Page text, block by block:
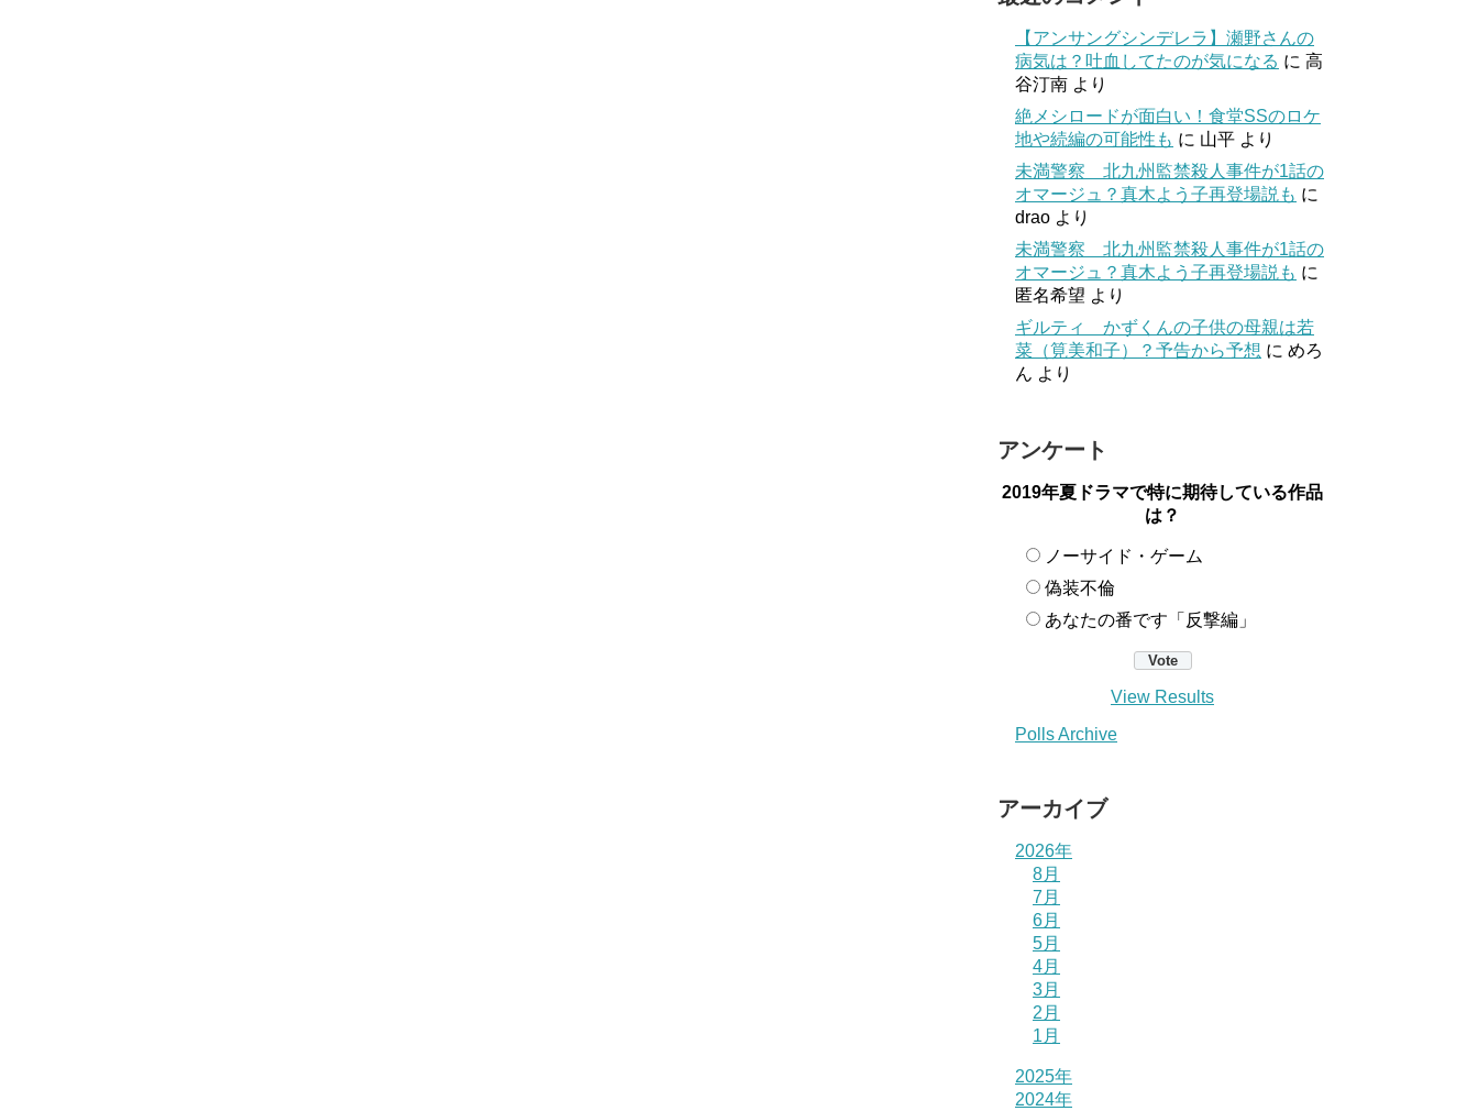
【アンサングシンデレラ】瀬野さんの
病気は？吐血してたのが気になる に 高
谷汀南 より
絶メシロードが面白い！食堂SSのロケ
地や続編の可能性も に 山平 より
未満警察 北九州監禁殺人事件が1話の
オマージュ？真木よう子再登場説も に
drao より
未満警察 北九州監禁殺人事件が1話の
オマージュ？真木よう子再登場説も に
匿名希望 より
ギルティ かずくんの子供の母親は若
菜（筧美和子）？予告から予想 に めろ
ん より
アンケート
2019年夏ドラマで特に期待している作品
は？
ノーサイド・ゲーム
偽装不倫
あなたの番です「反撃編」
View Results
Polls Archive
アーカイブ
2026年
8月
7月
6月
5月
4月
3月
2月
1月
2025年
2024年